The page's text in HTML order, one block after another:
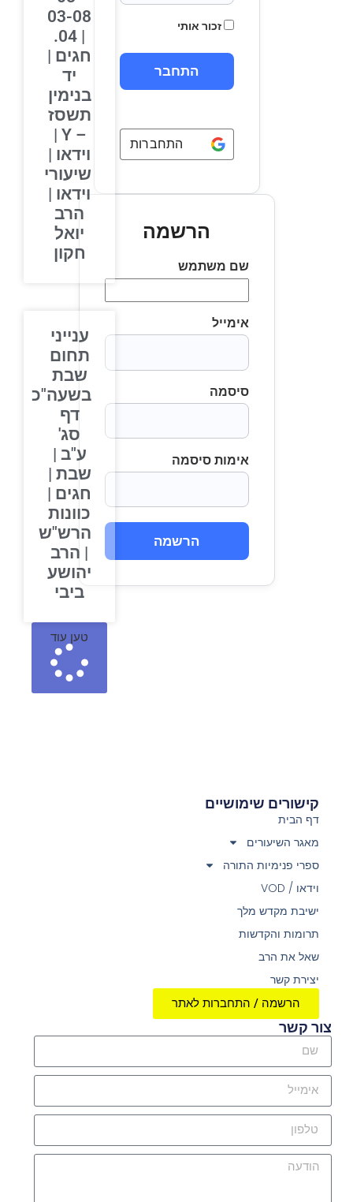
זכור אותי
התחברות באמצעות Google
הרשמה
שם משתמש
אימייל
סיסמה
אימות סיסמה
הרשמה
03-08
| 04.
חגים |
בנימין
תשסז
– Y |
וידאו |
שיעורי
וידאו |
הרב
יואל
חקון
ענייני
תחום
שבת
בשעה"כ
דף
סג'
ע"ב |
שבת |
חגים |
כוונות
הרש"ש
| הרב
יהושע
ביבי
טען עוד
קישורים שימושיים
דף הבית
מאגר השיעורים
ספרי פנימיות התורה
וידאו / VOD
ישיבת מקדש מלך
תרומות והקדשות
שאל את הרב
יצירת קשר
הרשמה / התחברות לאתר
צור קשר